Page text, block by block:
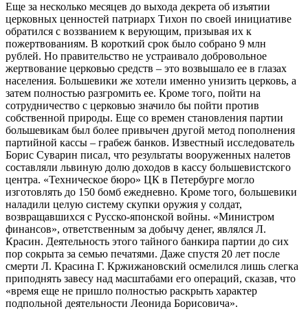
Еще за несколько месяцев до выхода декрета об изъятии
церковных ценностей патриарх Тихон по своей инициативе
обратился с воззванием к верующим, призывая их к
пожертвованиям. В короткий срок было собрано 9 млн
рублей. Но правительство не устраивало добровольное
жертвование церковью средств – это возвышало ее в глазах
населения. Большевики же хотели именно унизить церковь, а
затем полностью разгромить ее. Кроме того, пойти на
сотрудничество с церковью значило бы пойти против
собственной природы. Еще со времен становления партии
большевикам был более привычен другой метод пополнения
партийной кассы – грабеж банков. Известный исследователь
Борис Суварин писал, что результаты вооруженных налетов
составляли львиную долю доходов в кассу большевистского
центра. «Техническое бюро» ЦК в Петербурге могло
изготовлять до 150 бомб ежедневно. Кроме того, большевики
наладили целую систему скупки оружия у солдат,
возвращавшихся с Русско-японской войны. «Министром
финансов», ответственным за добычу денег, являлся Л.
Красин. Деятельность этого тайного банкира партии до сих
пор сокрыта за семью печатями. Даже спустя 20 лет после
смерти Л. Красина Г. Кржижановский осмелился лишь слегка
приподнять завесу над масштабами его операций, сказав, что
«время еще не пришло полностью раскрыть характер
подпольной деятельности Леонида Борисовича».